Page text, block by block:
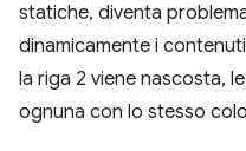
statiche, diventa
dinamicamente i
la riga 2 viene nascosta,
ognuna con lo stesso